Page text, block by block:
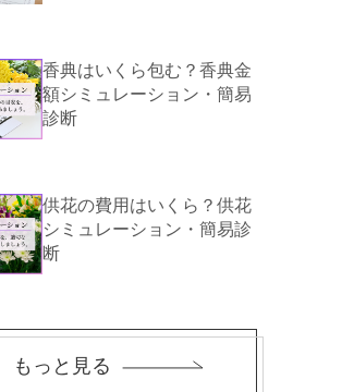
香典はいくら包む？香典金
額シミュレーション・簡易
診断
供花の費用はいくら？供花
シミュレーション・簡易診
断
もっと見る